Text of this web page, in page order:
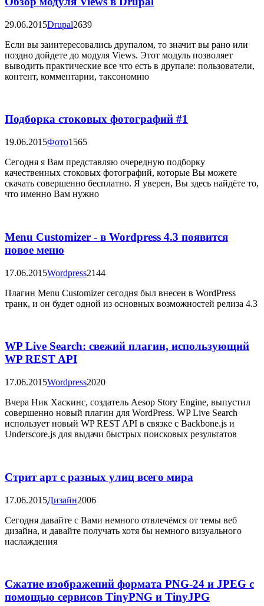
29.06.2015Drupal2639
Если вы заинтересовались друпалом, то значит вы рано или
поздно дойдете до модуля Views. Этот модуль позволяет
выводить практические все что есть в друпале: пользователи,
контент, комментарии, таксономию
Подборка стоковых фотографий #1
19.06.2015Фото1565
Сегодня я Вам представляю очередную подборку
качественных стоковых фотографий, которые Вы можете
скачать совершенно бесплатно. Я уверен, Вы здесь найдёте то,
что именно Вам нужно
Menu Customizer - в Wordpress 4.3 появится
новое меню
17.06.2015Wordpress2144
Плагин Menu Customizer сегодня был внесен в WordPress
транк, и он будет одной из основных возможностей релиза 4.3
WP Live Search: свежий плагин, использующий
WP REST API
17.06.2015Wordpress2020
Вчера Ник Хаскинс, создатель Aesop Story Engine, выпустил
совершенно новый плагин для WordPress. WP Live Search
использует новый WP REST API в связке с Backbone.js и
Underscore.js для выдачи быстрых поисковых результатов
Стрит арт с разных улиц всего мира
17.06.2015Дизайн2006
Сегодня давайте с Вами немного отвлечёмся от темы веб
дизайна, и давайте получать хотя бы немного визуального
наслаждения
Сжатие изображений формата PNG-24 и JPEG с
помощью сервисов TinyPNG и TinyJPG